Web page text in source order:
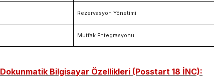
Rezervasyon Yönetimi
Mutfak Entegrasyonu
Dokunmatik Bilgisayar Özellikleri (Posstart 18 İNC):